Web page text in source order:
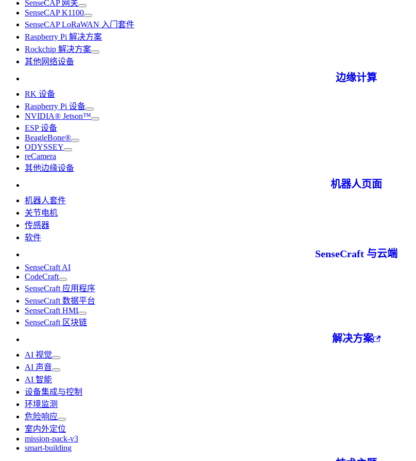
SenseCAP 网关
SenseCAP K1100
SenseCAP LoRaWAN 入门套件
Raspberry Pi 解决方案
Rockchip 解决方案
其他网络设备
边缘计算
RK 设备
Raspberry Pi 设备
NVIDIA® Jetson™
ESP 设备
BeagleBone®
ODYSSEY
reCamera
其他边缘设备
机器人页面
机器人套件
关节电机
传感器
软件
SenseCraft 与云端
SenseCraft AI
CodeCraft
SenseCraft 应用程序
SenseCraft 数据平台
SenseCraft HMI
SenseCraft 区块链
解决方案
AI 视觉
AI 声音
AI 智能
设备集成与控制
环境监测
危险响应
室内外定位
mission-pack-v3
smart-building